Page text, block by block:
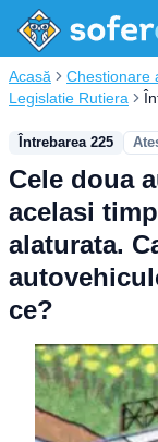
Acasă Chestionare
Legislatie Rutiera
Întrebarea 225
Cele doua
acelasi
alaturata.
ce?